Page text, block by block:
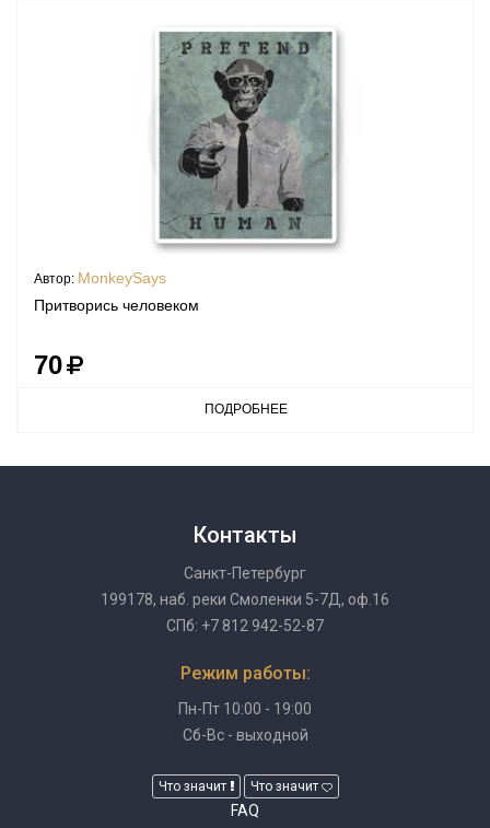
Автор: MonkeySays
Притворись человеком
70
ПОДРОБНЕЕ
Контакты
Санкт-Петербург
199178, наб. реки Смоленки 5-7Д, оф.16
СПб: +7 812 942-52-87
Режим работы:
Пн-Пт 10:00 - 19:00
Сб-Вс - выходной
Что значит Что значит
FAQ